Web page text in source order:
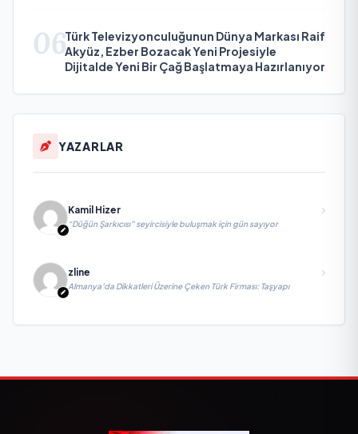
06Türk Televizyonculuğunun Dünya Markası Raif
Akyüz, Ezber Bozacak Yeni Projesiyle
Dijitalde Yeni Bir Çağ Başlatmaya Hazırlanıyor
YAZARLAR
Kamil Hizer
“Düğün Şarkıcısı” seyircisiyle buluşmak için gün sayıyor
zline
Almanya’da Dikkatleri Üzerine Çeken Türk Firması: Taşyapı